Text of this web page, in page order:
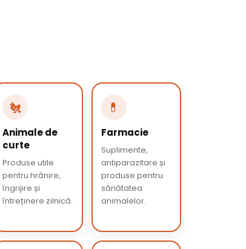
🐔
Animale de
curte
Produse utile
pentru hrănire,
îngrijire și
întreținere zilnică.
💊
Farmacie
Suplimente,
antiparazitare și
produse pentru
sănătatea
animalelor.